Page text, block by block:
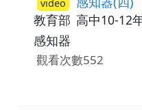
video
教育部 高中10-12
感知器
觀看次數552